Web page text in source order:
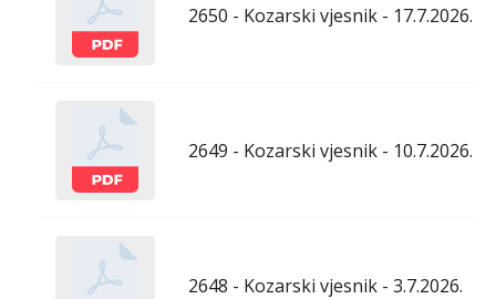
2650 - Kozarski vjesnik - 17.7.2026.
2649 - Kozarski vjesnik - 10.7.2026.
2648 - Kozarski vjesnik - 3.7.2026.